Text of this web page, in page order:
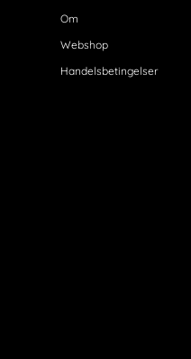
Om
Webshop
Handelsbetingelser